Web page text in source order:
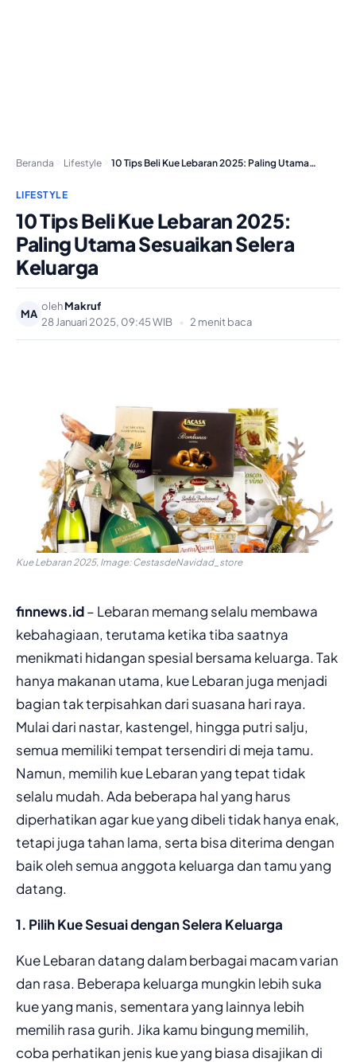
Beranda Lifestyle 10 Tips Beli Kue Lebaran 2025: Paling Utama…
LIFESTYLE
10 Tips Beli Kue Lebaran 2025:
Paling Utama Sesuaikan Selera
Keluarga
MA
olehMakruf
28 Januari 2025, 09:45 WIB
• 2 menit baca
Kue Lebaran 2025, Image: CestasdeNavidad_store
finnews.id– Lebaran memang selalu membawa
kebahagiaan, terutama ketika tiba saatnya
menikmati hidangan spesial bersama keluarga. Tak
hanya makanan utama, kue Lebaran juga menjadi
bagian tak terpisahkan dari suasana hari raya.
Mulai dari nastar, kastengel, hingga putri salju,
semua memiliki tempat tersendiri di meja tamu.
Namun, memilih kue Lebaran yang tepat tidak
selalu mudah. Ada beberapa hal yang harus
diperhatikan agar kue yang dibeli tidak hanya enak,
tetapi juga tahan lama, serta bisa diterima dengan
baik oleh semua anggota keluarga dan tamu yang
datang.
1. Pilih Kue Sesuai dengan Selera Keluarga
Kue Lebaran datang dalam berbagai macam varian
dan rasa. Beberapa keluarga mungkin lebih suka
kue yang manis, sementara yang lainnya lebih
memilih rasa gurih. Jika kamu bingung memilih,
coba perhatikan jenis kue yang biasa disajikan di